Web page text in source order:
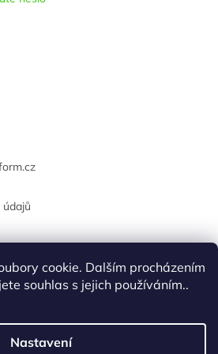
cookie. Dalším procházením
souhlas s jejich používáním..
Nastavení
Instagram
Vytvořil Shoptet